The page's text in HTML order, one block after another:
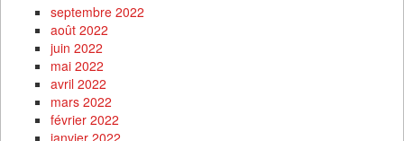
septembre 2022
août 2022
juin 2022
mai 2022
avril 2022
mars 2022
février 2022
janvier 2022